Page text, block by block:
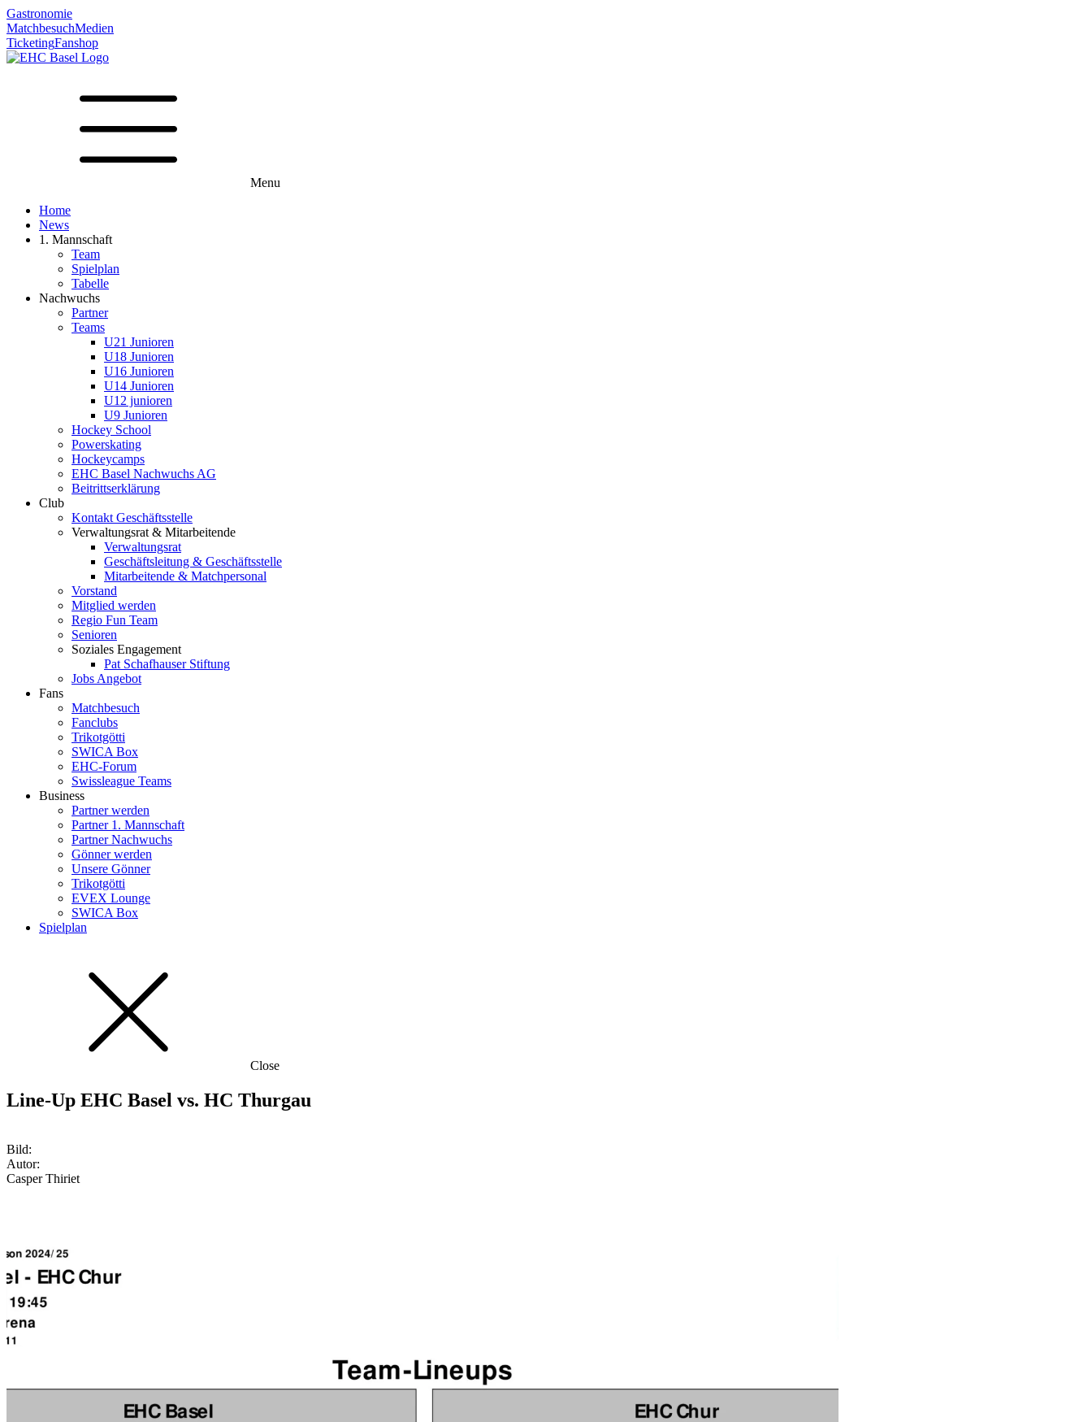
Gastronomie
MatchbesuchMedien
TicketingFanshop
Menu
Home
News
1. Mannschaft
Team
Spielplan
Tabelle
Nachwuchs
Partner
Teams
U21 Junioren
U18 Junioren
U16 Junioren
U14 Junioren
U12 junioren
U9 Junioren
Hockey School
Powerskating
Hockeycamps
EHC Basel Nachwuchs AG
Beitrittserklärung
Club
Kontakt Geschäftsstelle
Verwaltungsrat & Mitarbeitende
Verwaltungsrat
Geschäftsleitung & Geschäftsstelle
Mitarbeitende & Matchpersonal
Vorstand
Mitglied werden
Regio Fun Team
Senioren
Soziales Engagement
Pat Schafhauser Stiftung
Jobs Angebot
Fans
Matchbesuch
Fanclubs
Trikotgötti
SWICA Box
EHC-Forum
Swissleague Teams
Business
Partner werden
Partner 1. Mannschaft
Partner Nachwuchs
Gönner werden
Unsere Gönner
Trikotgötti
EVEX Lounge
SWICA Box
Spielplan
Close
Line-Up EHC Basel vs. HC Thurgau
Bild:
Autor:
Casper Thiriet